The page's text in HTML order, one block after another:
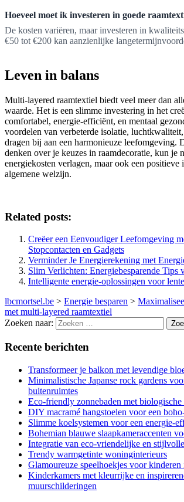
Hoeveel moet ik investeren in goede
De kosten variëren, maar investeren in
€50 tot €200 kan aanzienlijke
Leven in balans
Multi-layered raamtextiel biedt veel meer dan
waarde. Het is een slimme investering in het
comfortabel, energie-efficiënt, en mentaal
voordelen van verbeterde isolatie,
dragen bij aan een harmonieuze leefomgeving.
denken over je keuzes in raamdecoratie, kun je
energiekosten verlagen, maar ook een positieve
algemene welzijn.
Related posts:
Creëer een Eenvoudiger Leefomgeving
Stopcontacten en Gadgets
Verminder Je Energierekening met
Slim Verlichten: Energiebesparende Tips
Intelligente energie-oplossingen voor
lbcmortsel.be > Energie besparen >
met multi-layered raamtextiel
Zoeken naar:
Recente berichten
Transformeer je balkon met levendige
Minimalistische Japanse rock gardens
buitenruimtes
Eco-friendly zonnebaden met biologische
DIY macramé hangstoelen voor een
Slimme koelsystemen voor een energie-
Bohemian blauwe slaapkameraccenten
Integratie van eco-vriendelijke en
Trendy warmgetinte woninginterieurs
Glamoureuze speelhoekjes voor kinderen
Kinderkamers met kleurrijke en
muurschilderingen